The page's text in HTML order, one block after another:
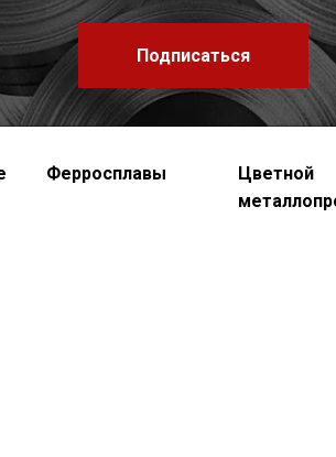
Подписаться
Ферросплавы
Цветной